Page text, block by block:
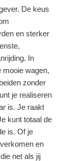
De keus
en sterker
In
mooie wagen,
zonder
je realiseren
is. Je raakt
kunt totaal de
is. Of je
en
net als jij